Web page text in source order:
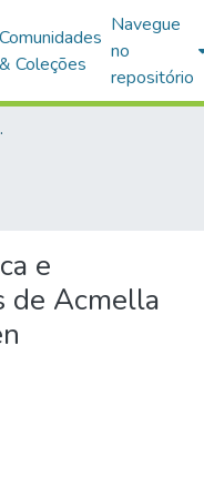
Comunidades
& Coleções
Navegue
no
repositório
e
de Acmella